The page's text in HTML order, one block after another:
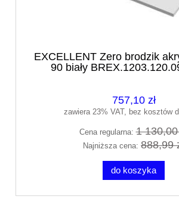
EXCELLENT Zero brodzik
90 biały
757,10 zł
zawiera 23% VAT, bez kosztów
Cena regularna:1 130,00
Najniższa cena: 888,99
do koszyka